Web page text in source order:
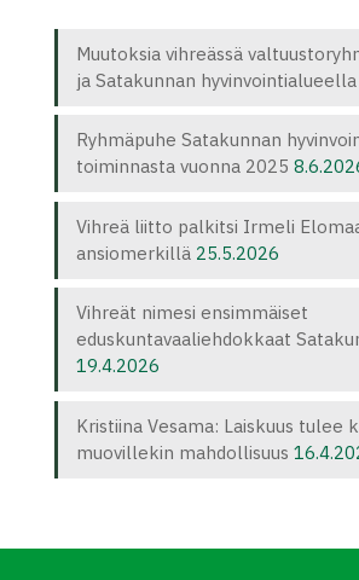
Muutoksia vihreässä
ja Satakunnan hyvinvointialueella
Ryhmäpuhe Satakunnan
toiminnasta vuonna 2025
Vihreä liitto palkitsi Irmeli
ansiomerkillä 25.5.2026
Vihreät nimesi ensimmäiset
eduskuntavaaliehdokkaat
19.4.2026
Kristiina Vesama: Laiskuus tulee
muovillekin mahdollisuus